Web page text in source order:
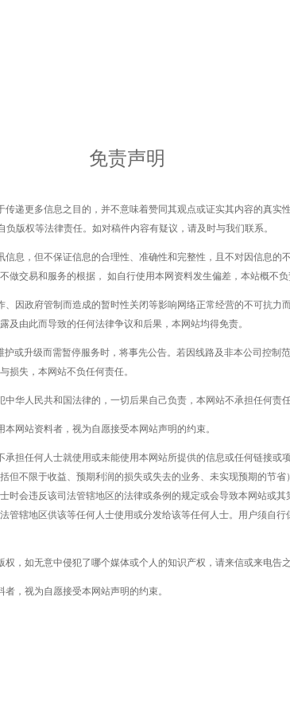
免责声明
递更多信息之目的，并不意味着赞同其观点或证实其内容的真实
负版权等法律责任。如对稿件内容有疑议，请及时与我们联系。
息，但不保证信息的合理性、准确性和完整性，且不对因信息的
做交易和服务的根据， 如自行使用本网资料发生偏差，本站概不负
因政府管制而造成的暂时性关闭等影响网络正常经营的不可抗力
及由此而导致的任何法律争议和后果，本网站均得免责。
或升级而需暂停服务时，将事先公告。若因线路及非本公司控制
损失，本网站不负任何责任。
华人民共和国法律的，一切后果自己负责，本网站不承担任何责任
网站资料者，视为自愿接受本网站声明的约束。
担任何人士就使用或未能使用本网站所提供的信息或任何链接或
但不限于收益、预期利润的损失或失去的业务、未实现预期的节
时会违反该司法管辖地区的法律或条例的规定或会导致本网站或
管辖地区供该等任何人士使用或分发给该等任何人士。用户须自
，如无意中侵犯了哪个媒体或个人的知识产权，请来信或来电告
，视为自愿接受本网站声明的约束。